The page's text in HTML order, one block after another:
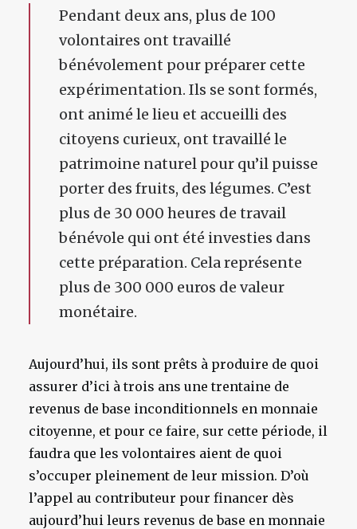
Pendant deux ans, plus de 100
volontaires ont travaillé
bénévolement pour préparer cette
expérimentation. Ils se sont formés,
ont animé le lieu et accueilli des
citoyens curieux, ont travaillé le
patrimoine naturel pour qu’il puisse
porter des fruits, des légumes. C’est
plus de 30 000 heures de travail
bénévole qui ont été investies dans
cette préparation. Cela représente
plus de 300 000 euros de valeur
monétaire.
Aujourd’hui, ils sont prêts à produire de quoi
assurer d’ici à trois ans une trentaine de
revenus de base inconditionnels en monnaie
citoyenne, et pour ce faire, sur cette période, il
faudra que les volontaires aient de quoi
s’occuper pleinement de leur mission. D’où
l’appel au contributeur pour financer dès
aujourd’hui leurs revenus de base en monnaie